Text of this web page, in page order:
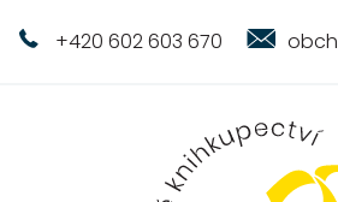
+420 602 603 670